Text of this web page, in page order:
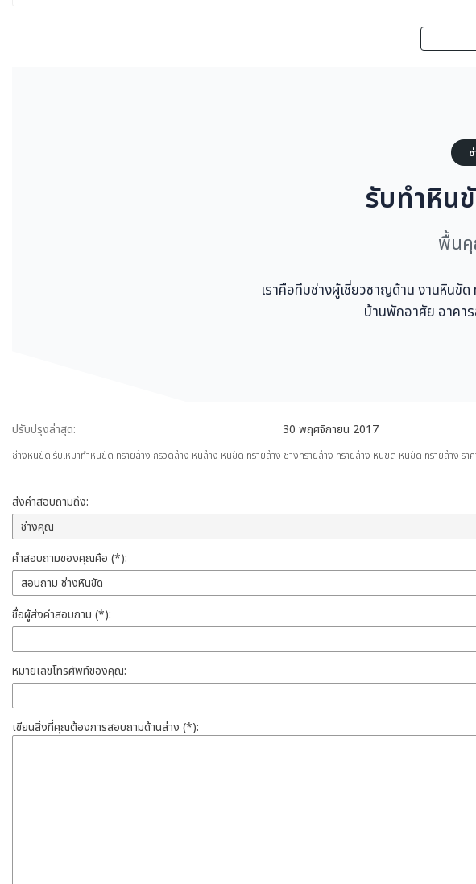
รับทำหิน
พื้น
เราคือทีมช่างผู้เชี่ยวชาญด้าน งานหินขั
บ้านพักอาศัย อาคา
ปรับปรุงล่าสุด: 30 พฤศจิกายน 2017
ช่างหินขัด รับเหมาทำหินขัด ทรายล้าง กรวดล้าง หินล้าง หินขัด ทรายล้าง ช่างทรายล้าง ทรายล้าง หินขัด หินขัด ทรายล้าง ร
ส่งคำสอบถามถึง:
คำสอบถามของคุณคือ (*):
ชื่อผู้ส่งคำสอบถาม (*):
หมายเลขโทรศัพท์ของคุณ:
เขียนสิ่งที่คุณต้องการสอบถามด้านล่าง (*):